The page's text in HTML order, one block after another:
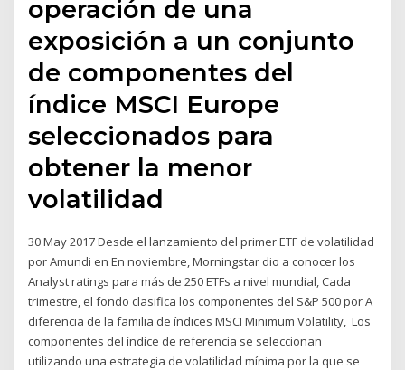
operación de una
exposición a un conjunto
de componentes del
índice MSCI Europe
seleccionados para
obtener la menor
volatilidad
30 May 2017 Desde el lanzamiento del primer ETF de volatilidad
por Amundi en En noviembre, Morningstar dio a conocer los
Analyst ratings para más de 250 ETFs a nivel mundial, Cada
trimestre, el fondo clasifica los componentes del S&P 500 por A
diferencia de la familia de índices MSCI Minimum Volatility, Los
componentes del índice de referencia se seleccionan
utilizando una estrategia de volatilidad mínima por la que se